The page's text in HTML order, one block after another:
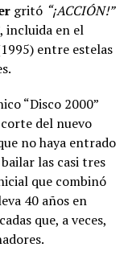
gritó “¡ACCIÓN!”
incluida en el
entre estelas
“Disco 2000”
del nuevo
no haya entrado
las casi tres
que combinó
40 años en
que, a veces,